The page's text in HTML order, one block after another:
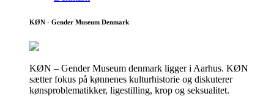
KØN - Gender Museum Denmark
KØN – Gender Museum denmark ligger i Aarhus. KØN
sætter fokus på kønnenes kulturhistorie og diskuterer
kønsproblematikker, ligestilling, krop og seksualitet.